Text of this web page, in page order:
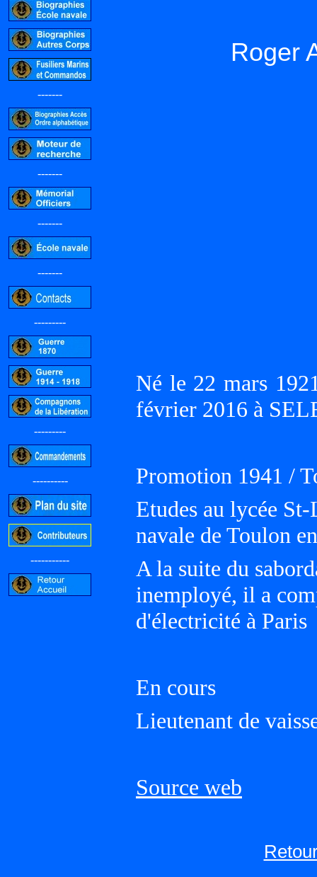
-------
-------
-------
-------
---------
---------
----------
-----------
Roger
Né le 22 mars
février 2016 à
Promotion 1941 /
Etudes au lycée
navale de Toulon
A la suite du
inemployé, il a
d'électricité à Paris
En cours
Lieutenant de
Source web